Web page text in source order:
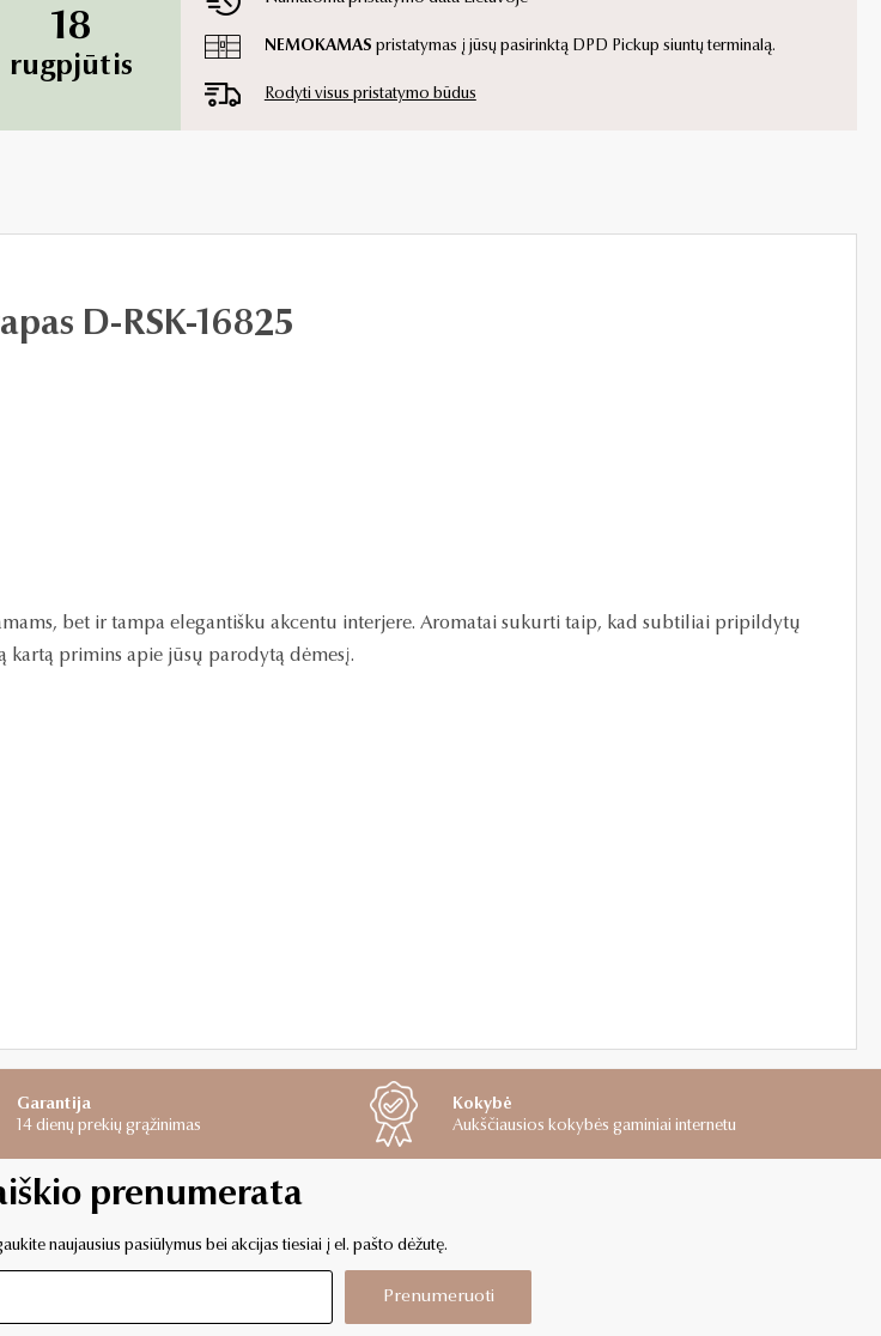
18
rugpjūtis
NEMOKAMAS pristatymas į jūsų pasirinktą DPD Pickup siuntų terminalą.
Rodyti visus pristatymo būdus
D-RSK-16825
bet ir tampa elegantišku akcentu interjere. Aromatai sukurti taip, kad subtiliai pripildytų
kartą primins apie jūsų parodytą dėmesį.
Garantija
14 dienų prekių grąžinimas
Kokybė
Aukščiausios kokybės gaminiai internetu
prenumerata
naujausius pasiūlymus bei akcijas tiesiai į el. pašto dėžutę.
Prenumeruoti